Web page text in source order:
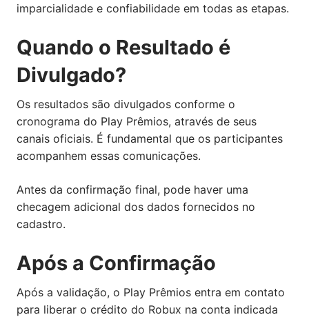
imparcialidade e confiabilidade em todas as etapas.
Quando o Resultado é
Divulgado?
Os resultados são divulgados conforme o
cronograma do Play Prêmios, através de seus
canais oficiais. É fundamental que os participantes
acompanhem essas comunicações.
Antes da confirmação final, pode haver uma
checagem adicional dos dados fornecidos no
cadastro.
Após a Confirmação
Após a validação, o Play Prêmios entra em contato
para liberar o crédito do Robux na conta indicada